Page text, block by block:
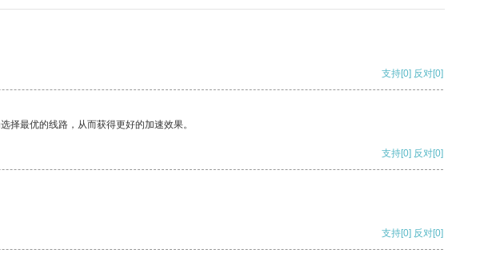
支持[0] 反对[0]
择最优的线路，从而获得更好的加速效果。
支持[0] 反对[0]
支持[0] 反对[0]